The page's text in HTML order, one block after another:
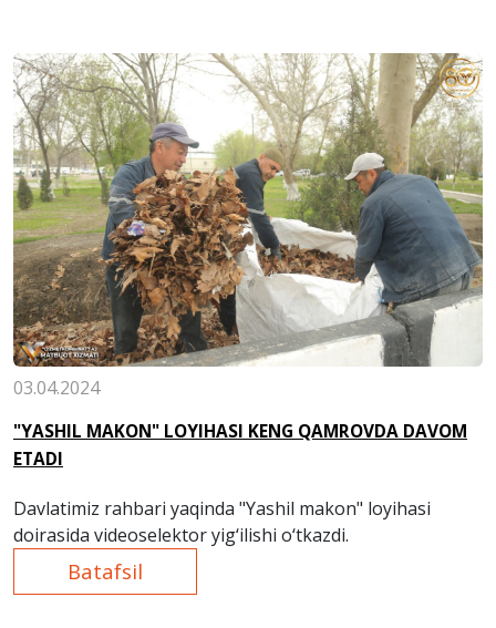
03.04.2024
"YASHIL MAKON" LOYIHASI KENG QAMROVDA DAVOM
ETADI
Davlatimiz rahbari yaqinda "Yashil makon" loyihasi
doirasida videoselektor yig‘ilishi o‘tkazdi.
Batafsil